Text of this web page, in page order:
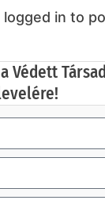
logged in to
Védett